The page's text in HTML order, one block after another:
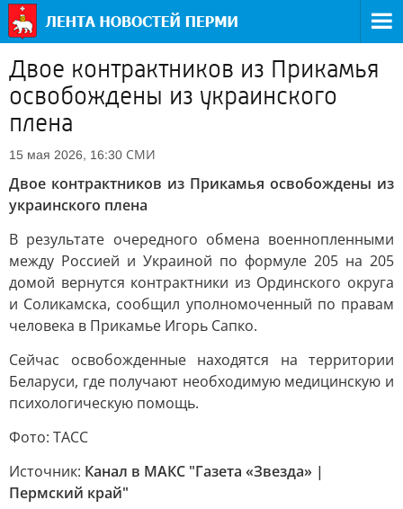
Двое контрактников из Прикамья
освобождены из украинского
плена
15 мая 2026, 16:30 СМИ
Двое контрактников из Прикамья освобождены из
украинского плена
В результате очередного обмена военнопленными
между Россией и Украиной по формуле 205 на 205
домой вернутся контрактники из Ординского округа
и Соликамска, сообщил уполномоченный по правам
человека в Прикамье Игорь Сапко.
Сейчас освобожденные находятся на территории
Беларуси, где получают необходимую медицинскую и
психологическую помощь.
Фото: ТАСС
Источник: Канал в МАКС "Газета «Звезда» |
Пермский край"